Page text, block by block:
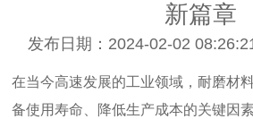
新篇章
发布日期：2024-02-02
在当今高速发展的工业领域，耐磨材
备使用寿命、降低生产成本的关键因